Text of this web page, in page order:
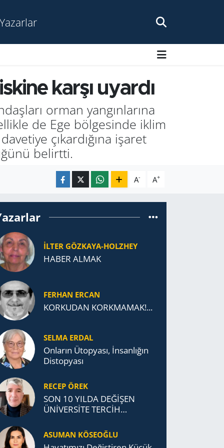
Yazarlar
karşı uyardı
orman yangınlarına
de Ege bölgesinde iklim
çıkardığına işaret
belirtti.
A- A+
İLTER GÖZKAYA-HOLZHEY
HABER ALMAK
FERHAN ERCAN
KORKUDAN KORKMAMAK!...
SELMA ERDAL
Onların Ütopyası, İnsanlığın
Distopyası
RECEP ÖREK
SON 10 YILDA DEĞİŞEN
ÜNİVERSİTE TERCİH
ASUMAN KÖSEOĞLU